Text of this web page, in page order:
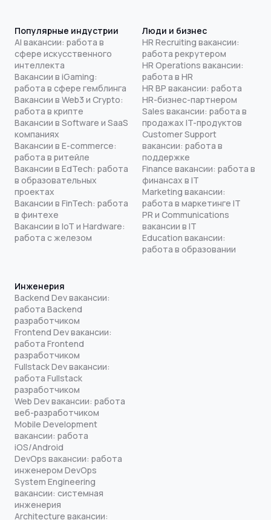
Популярные индустрии
AI вакансии: работа в
сфере искусственного
интеллекта
Вакансии в iGaming:
работа в сфере гемблинга
Вакансии в Web3 и Crypto:
работа в крипте
Вакансии в Software и SaaS
компаниях
Вакансии в E-commerce:
работа в ритейле
Вакансии в EdTech: работа
в образовательных
проектах
Вакансии в FinTech: работа
в финтехе
Вакансии в IoT и Hardware:
работа с железом
Люди и бизнес
HR Recruiting вакансии:
работа рекрутером
HR Operations вакансии:
работа в HR
HR BP вакансии: работа
HR-бизнес-партнером
Sales вакансии: работа в
продажах IT-продуктов
Customer Support
вакансии: работа в
поддержке
Finance вакансии: работа в
финансах в IT
Marketing вакансии:
работа в маркетинге IT
PR и Communications
вакансии в IT
Education вакансии:
работа в образовании
Инженерия
Backend Dev вакансии:
работа Backend
разработчиком
Frontend Dev вакансии:
работа Frontend
разработчиком
Fullstack Dev вакансии:
работа Fullstack
разработчиком
Web Dev вакансии: работа
веб-разработчиком
Mobile Development
вакансии: работа
iOS/Android
DevOps вакансии: работа
инженером DevOps
System Engineering
вакансии: системная
инженерия
Architecture вакансии: